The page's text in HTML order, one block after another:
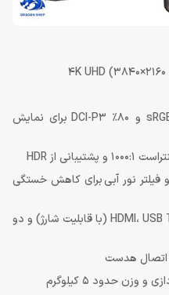
پوشش 100٪ sRGB، 86٪ Adobe RGB و 80٪ DCI-P3 برای نمایش
مجهز به فناوری‌های Flicker-Free و فیلتر نور آبی برای کاهش خستگی
درگاه‌های DisplayPort، دو HDMI، USB Type-C (با قابلیت شارژ) و دو
حدود 5 کیلوگرم